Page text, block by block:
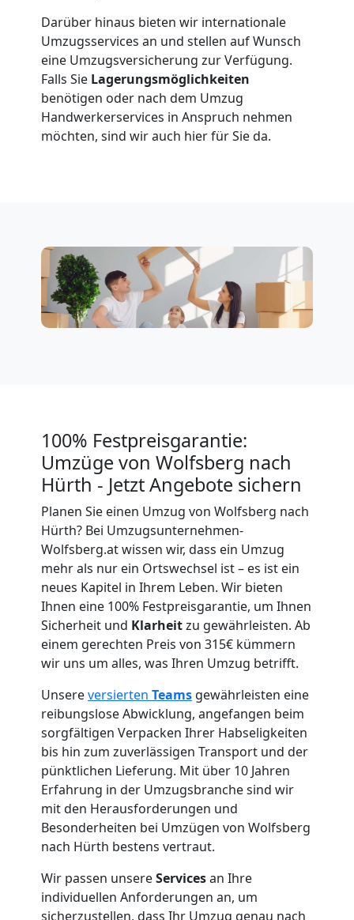
Darüber hinaus bieten wir internationale
Umzugsservices an und stellen auf Wunsch
eine Umzugsversicherung zur Verfügung.
Falls Sie Lagerungsmöglichkeiten
benötigen oder nach dem Umzug
Handwerkerservices in Anspruch nehmen
möchten, sind wir auch hier für Sie da.
100% Festpreisgarantie:
Umzüge von Wolfsberg nach
Hürth - Jetzt Angebote sichern
Planen Sie einen Umzug von Wolfsberg nach
Hürth? Bei Umzugsunternehmen-
Wolfsberg.at wissen wir, dass ein Umzug
mehr als nur ein Ortswechsel ist – es ist ein
neues Kapitel in Ihrem Leben. Wir bieten
Ihnen eine 100% Festpreisgarantie, um Ihnen
Sicherheit und Klarheitzu gewährleisten. Ab
einem gerechten Preis von 315€ kümmern
wir uns um alles, was Ihren Umzug betrifft.
Unsereversierten Teams gewährleisten eine
reibungslose Abwicklung, angefangen beim
sorgfältigen Verpacken Ihrer Habseligkeiten
bis hin zum zuverlässigen Transport und der
pünktlichen Lieferung. Mit über 10 Jahren
Erfahrung in der Umzugsbranche sind wir
mit den Herausforderungen und
Besonderheiten bei Umzügen von Wolfsberg
nach Hürth bestens vertraut.
Wir passen unsereServicesan Ihre
individuellen Anforderungen an, um
sicherzustellen, dass Ihr Umzug genau nach
Möbellift
Wolfsberg
Übersiedlung
Wolfsberg
Privatumzug
Tresortransport
Wolfsberg
Umzug
für
Senioren
Wolfsberg
Fernumzug
Wolfsberg
Firmenumzug